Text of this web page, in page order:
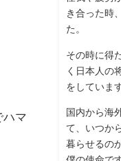
ハマ
き合った時
た。
その時に得
く日本人の
をしていま
国内から海
て、いつか
暮らせるの